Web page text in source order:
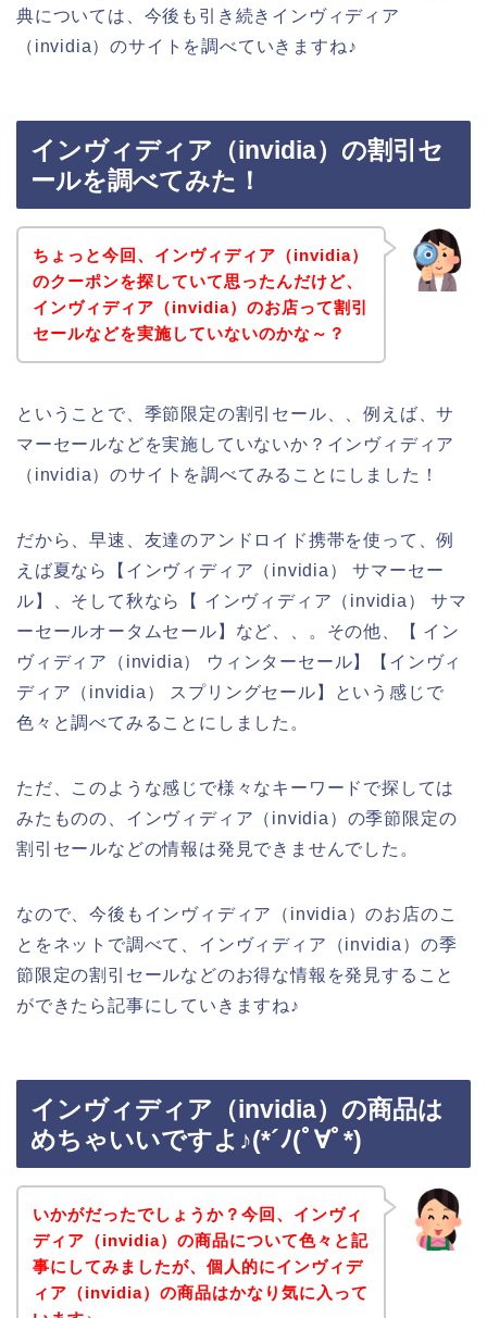
典については、今後も引き続きインヴィディア
（invidia）のサイトを調べていきますね♪
インヴィディア（invidia）の割引セ
ールを調べてみた！
ちょっと今回、インヴィディア（invidia）
のクーポンを探していて思ったんだけど、
インヴィディア（invidia）のお店って割引
セールなどを実施していないのかな～？
ということで、季節限定の割引セール、、例えば、サ
マーセールなどを実施していないか？インヴィディア
（invidia）のサイトを調べてみることにしました！
だから、早速、友達のアンドロイド携帯を使って、例
えば夏なら【インヴィディア（invidia） サマーセー
ル】、そして秋なら【 インヴィディア（invidia） サマ
ーセールオータムセール】など、、。その他、【 イン
ヴィディア（invidia） ウィンターセール】【インヴィ
ディア（invidia） スプリングセール】という感じで
色々と調べてみることにしました。
ただ、このような感じで様々なキーワードで探しては
みたものの、インヴィディア（invidia）の季節限定の
割引セールなどの情報は発見できませんでした。
なので、今後もインヴィディア（invidia）のお店のこ
とをネットで調べて、インヴィディア（invidia）の季
節限定の割引セールなどのお得な情報を発見すること
ができたら記事にしていきますね♪
インヴィディア（invidia）の商品は
めちゃいいですよ♪(*´ﾉ(ﾟ∀ﾟ*)
いかがだったでしょうか？今回、インヴィ
ディア（invidia）の商品について色々と記
事にしてみましたが、個人的にインヴィデ
ィア（invidia）の商品はかなり気に入って